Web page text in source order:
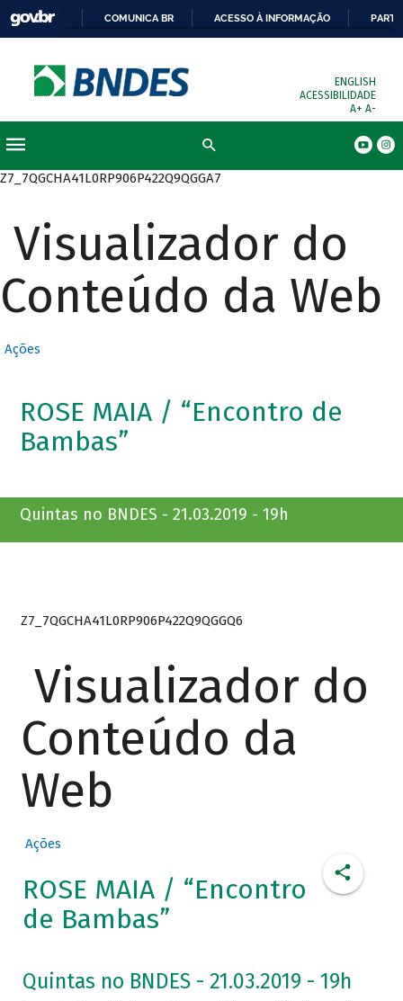
COMUNICA BR ACESSO À INFORMAÇÃO
ENGLISH
ACESSIBILIDADE
A+ A-
Z7_7QGCHA41L0RP906P422Q9QGGA7
Visualizador do
Conteúdo da Web
Ações
ROSE MAIA / “Encontro de
Bambas”
Quintas no BNDES - 21.03.2019 - 19h
Z7_7QGCHA41L0RP906P422Q9QGGQ6
Visualizador do
Conteúdo da
Web
Ações
ROSE MAIA / “Encontro
de Bambas”
Quintas no BNDES - 21.03.2019 - 19h